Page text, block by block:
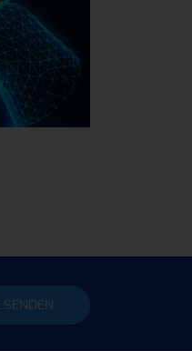
SENDEN